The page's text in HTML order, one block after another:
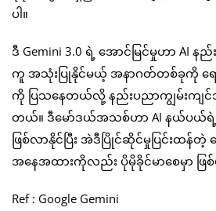
ပါ။
ဒီ Gemini 3.0 ရဲ့ အောင်မြင်မှုဟာ
ကူ အသုံးပြုနိုင်မယ့် အနာဂတ်တစ်ခုကို
ကို ပြသနေတယ်လို့ နည်းပညာကျွမ်းကျ
တယ်။ ဒီမော်ဒယ်အသစ်ဟာ AI နယ်ပယ်ရဲ့
ဖြစ်လာနိုင်ပြီး အဲဒီပြိုင်ဆိုင်မှုပြင်းထန်တဲ့
အနေအထားကိုလည်း ပိုမိုခိုင်မာစေမှာ ဖြ
Ref : Google Gemini